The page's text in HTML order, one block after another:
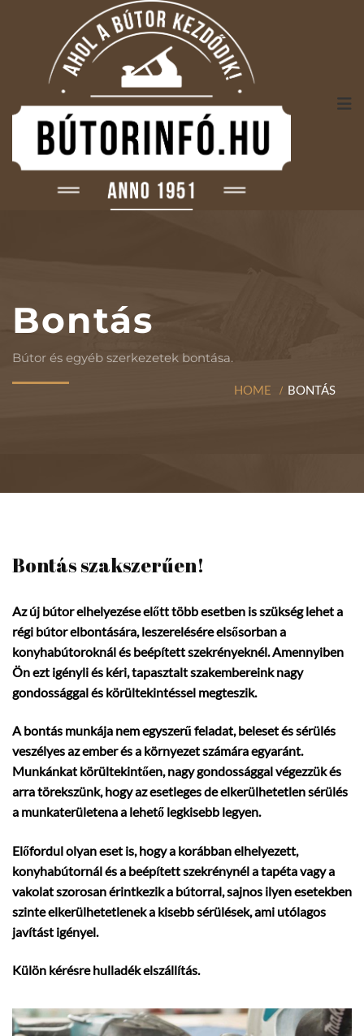
Bontás
Bútor és egyéb szerkezetek bontása.
HOME BONTÁS
Bontás szakszerűen!
Az új bútor elhelyezése előtt több esetben is szükség lehet a
régi bútor elbontására, leszerelésére elsősorban a
konyhabútoroknál és beépített szekrényeknél. Amennyiben
Ön ezt igényli és kéri, tapasztalt szakembereink nagy
gondossággal és körültekintéssel megteszik.
A bontás munkája nem egyszerű feladat, beleset és sérülés
veszélyes az ember és a környezet számára egyaránt.
Munkánkat körültekintően, nagy gondossággal végezzük és
arra törekszünk, hogy az esetleges de elkerülhetetlen sérülés
a munkaterületena a lehető legkisebb legyen.
Előfordul olyan eset is, hogy a korábban elhelyezett,
konyhabútornál és a beépített szekrénynél a tapéta vagy a
vakolat szorosan érintkezik a bútorral, sajnos ilyen esetekben
szinte elkerülhetetlenek a kisebb sérülések, ami utólagos
javítást igényel.
Külön kérésre hulladék elszállítás.